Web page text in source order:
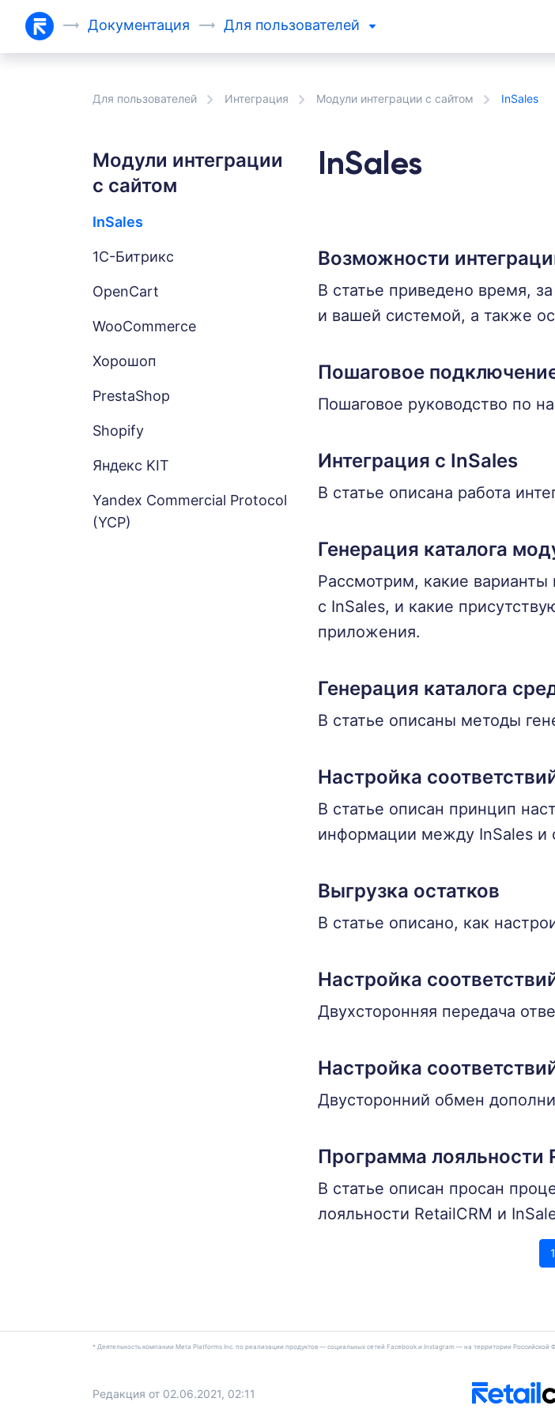
Документация Для пользователей
Для пользователей Интеграция Модули интеграции с сайтом InSales
Модули интеграции
с сайтом
InSales
1С-Битрикс
OpenCart
WooCommerce
Хорошоп
PrestaShop
Shopify
Яндекс KIT
Yandex Commercial Protocol
(YCP)
InSales
Возможности
В статье приведено время,
и вашей системой, а также
Пошаговое
Пошаговое руководство по
Интеграция с InSales
В статье описана работа
Генерация каталога
Рассмотрим, какие варианты
с InSales, и какие
приложения.
Генерация каталога
В статье описаны методы
Настройка
В статье описан принцип
информации между InSales и
Выгрузка остатков
В статье описано, как
Настройка
Двухсторонняя передача
Настройка
Двусторонний обмен
Программа лояльности
В статье описан просан
лояльности RetailCRM и
1
* Деятельность компании Meta Platforms Inc. по реализации продуктов — социальных сетей Facebook и Instagram — на территории
Редакция от 02.06.2021, 02:11